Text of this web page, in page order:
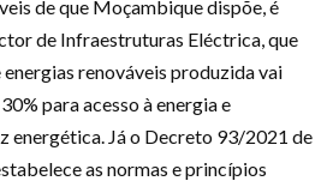
de que Moçambique dispõe, é
de Infraestruturas Eléctrica, que
renováveis produzida vai
para acesso à energia e
energética. Já o Decreto 93/2021 de
as normas e princípios